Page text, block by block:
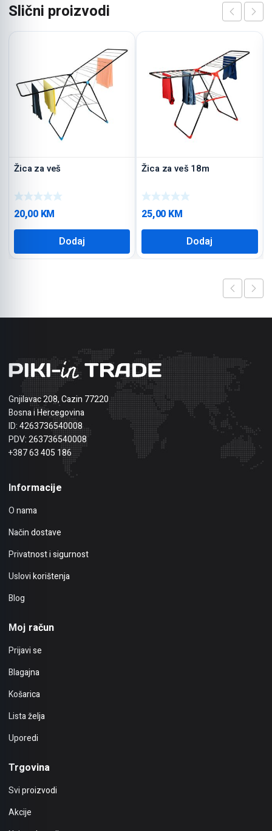
Slični proizvodi
Žica za veš
20,00 KM
Dodaj
Žica za veš 18m
25,00 KM
Dodaj
Gnjilavac 208, Cazin 77220
Bosna i Hercegovina
ID: 4263736540008
PDV: 263736540008
+387 63 405 186
Informacije
O nama
Način dostave
Privatnost i sigurnost
Uslovi korištenja
Blog
Moj račun
Prijavi se
Blagajna
Košarica
Lista želja
Uporedi
Trgovina
Svi proizvodi
Akcije